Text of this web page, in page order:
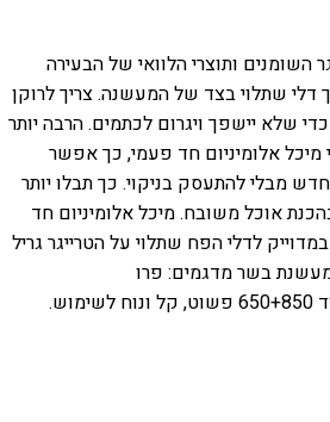
ותוצרי הלוואי של הבעירה
דלי שתלוי בצד של המעשנה. צריך לרוקן
שלא יישפך ויגרום לכתמים. הרבה יותר
מיכל אלומיניום חד פעמי, כך אפשר
מבלי להתעסק בניקוי. כך תבלו יותר
אוכל משובח. מיכל אלומיניום חד
לדלי הפח שתלוי על הטרייגר גריל
בשר מדגמים: פרו
פשוט, קל ונוח לשימוש.